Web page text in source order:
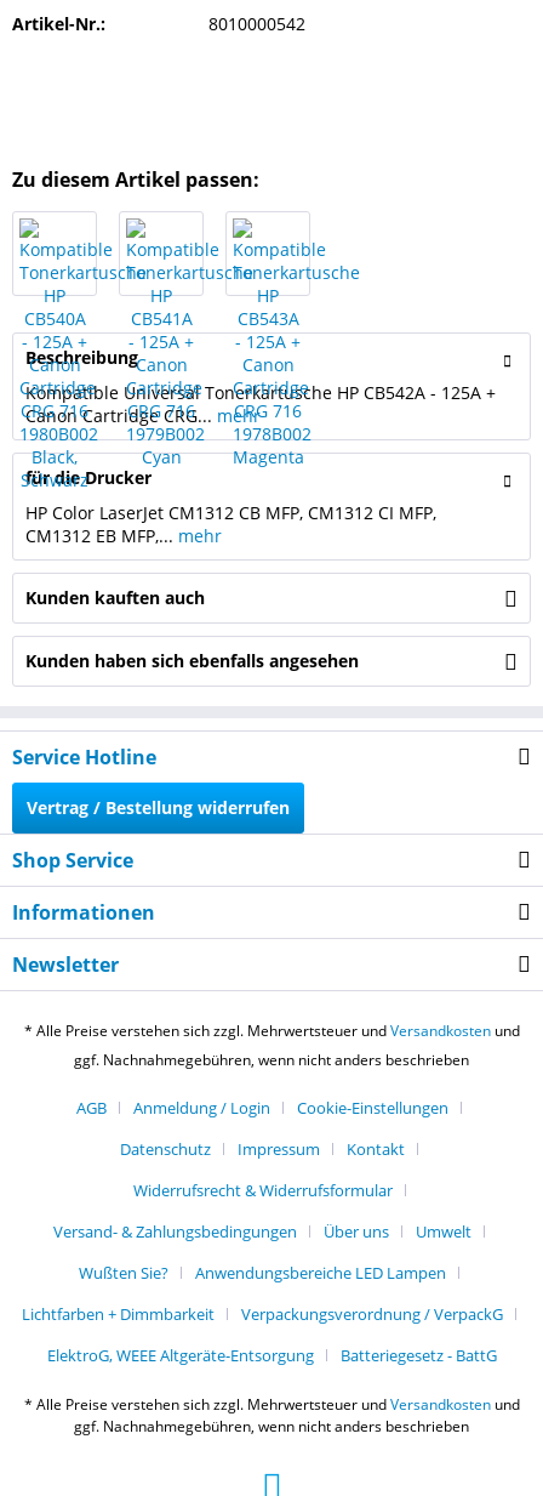
Artikel-Nr.: 8010000542
Zu diesem Artikel passen:
Beschreibung
Kompatible Universal Tonerkartusche HP CB542A - 125A +
Canon Cartridge CRG... mehr
für die Drucker
HP Color LaserJet CM1312 CB MFP, CM1312 CI MFP,
CM1312 EB MFP,... mehr
Kunden kauften auch
Kunden haben sich ebenfalls angesehen
Service Hotline
Vertrag / Bestellung widerrufen
Shop Service
Informationen
Newsletter
* Alle Preise verstehen sich zzgl. Mehrwertsteuer undVersandkostenund
ggf. Nachnahmegebühren, wenn nicht anders beschrieben
AGB Anmeldung / Login
Cookie-Einstellungen
Datenschutz
Impressum
Kontakt
Widerrufsrecht & Widerrufsformular
Versand- & Zahlungsbedingungen
Über uns
Umwelt
Wußten Sie?
Anwendungsbereiche LED Lampen
Lichtfarben + Dimmbarkeit
Verpackungsverordnung / VerpackG
ElektroG, WEEE Altgeräte-Entsorgung
Batteriegesetz - BattG
* Alle Preise verstehen sich zzgl. Mehrwertsteuer undVersandkostenund
ggf. Nachnahmegebühren, wenn nicht anders beschrieben